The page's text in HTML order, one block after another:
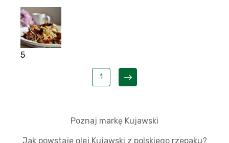
5
1
Poznaj markę Kujawski
Jak powstaje olej Kujawski z polskiego rzepaku?